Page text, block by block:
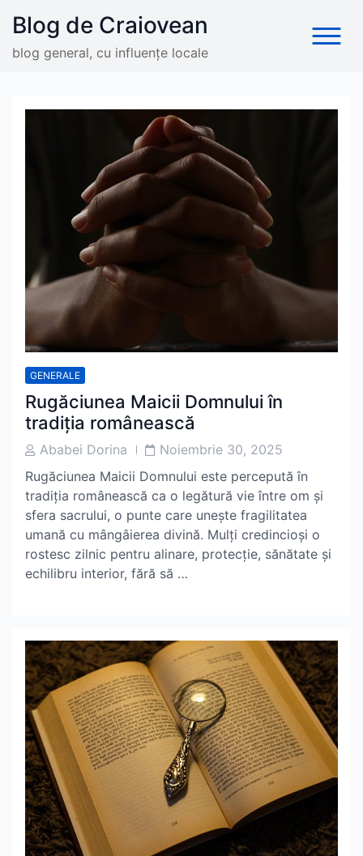
content
Blog de Craiovean
blog general, cu influențe locale
GENERALE
Rugăciunea Maicii Domnului în
tradiția românească
PostAbabei Dorina
PostNoiembrie 30, 2025
Rugăciunea Maicii Domnului este percepută în
tradiția românească ca o legătură vie între om și
sfera sacrului, o punte care unește fragilitatea
umană cu mângâierea divină. Mulți credincioși o
rostesc zilnic pentru alinare, protecție, sănătate și
echilibru interior, fără să …